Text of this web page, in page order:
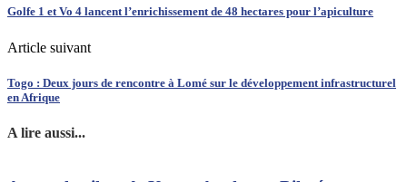
Golfe 1 et Vo 4 lancent l’enrichissement de 48 hectares pour l’apiculture
Article suivant
Togo : Deux jours de rencontre à Lomé sur le développement infrastructurel
en Afrique
A lire aussi...